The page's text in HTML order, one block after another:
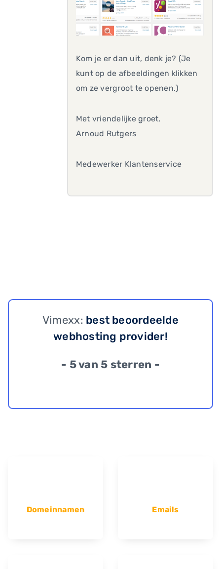
Kom je er dan uit, denk je? (Je
kunt op de afbeeldingen klikken
om ze vergroot te openen.)
Met vriendelijke groet,
Arnoud Rutgers
Medewerker Klantenservice
Vimexx: best beoordeelde
webhosting provider!
- 5 van 5 sterren -
Domeinnamen Emails